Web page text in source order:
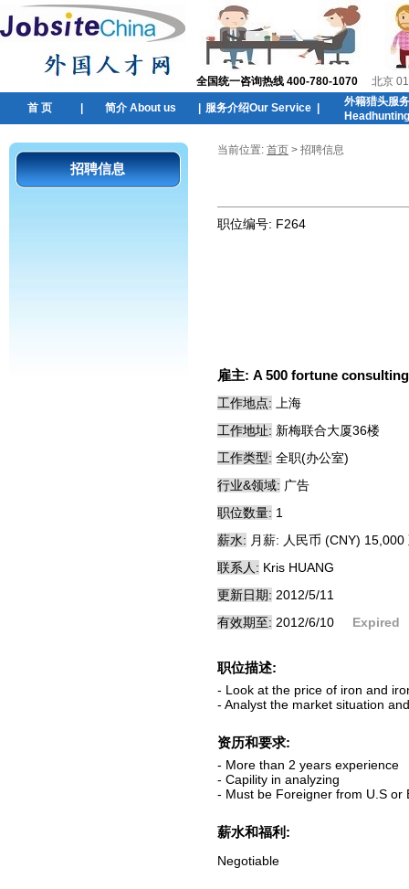
全国统一咨询热线 400-780-1070 北京
首 页 简介 About us 服务介绍Our Service
外籍猎头服
招聘信息
当前位置: 首页 > 招聘信息
职位编号: F264
雇主: A 500 fortune
工作地点:
上海
工作地址: 新梅联合大厦36楼
工作类型: 全职(办公室)
行业&领域: 广告
职位数量: 1
薪水: 月薪: 人民币 (CNY)
联系人: Kris HUANG
更新日期: 2012/5/11
有效期至: 2012/6/10 Expired
职位描述:
- Look at the price of iron and
- Analyst the market situation
资历和要求:
- More than 2 years experience
- Capility in analyzing
- Must be Foreigner from U.S or
薪水和福利:
Negotiable